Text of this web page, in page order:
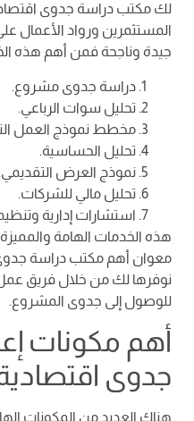
لك مكتب دراسة جدوى
المستثمرين ورواد الأعمال
جيدة وناجحة فمن أهم هذه
دراسة جدوى مشروع.
تحليل سوات الرباعي.
مخطط نموذج العمل
تحليل الحساسية.
نموذج العرض التقديمي.
تحليل مالي للشركات.
استشارات إدارية
هذه الخدمات الهامة
معوان أهم مكتب دراسة
نوفرها لك من خلال فريق
للوصول إلى جدوى المشروع.
أهم مكونات
جدوى
هناك العديد من المكونات